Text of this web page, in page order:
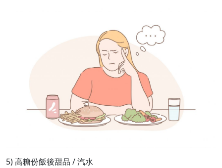
5) 高糖份飯後甜品 / 汽水